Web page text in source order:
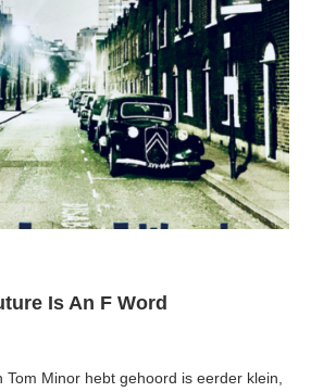
Is An F Word
Tom Minor hebt gehoord is eerder klein,